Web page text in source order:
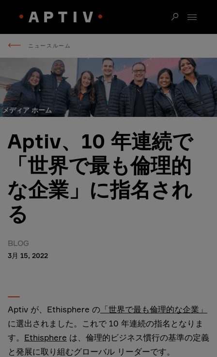
ニュースルーム
メディア ホーム
Aptiv、10 年連続で
「世界で最も倫理的
な企業」に指名され
る
BLOG
3月 15, 2022
Aptiv が、Ethisphere の 「世界で最も倫理的な企業」
に選出されました。これで 10 年連続の指名となりま
す。 Ethisphere は、倫理的ビジネス慣行の基準の定義
と発展に取り組むグローバル リーダーです。